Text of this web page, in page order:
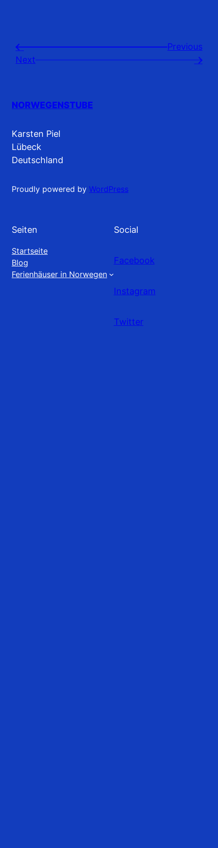
←
Previousㅤ
Next
→
NORWEGENSTUBE
Karsten Piel
Lübeck
Deutschland
Proudly powered by WordPress
Seiten
Startseite
Blog
Ferienhäuser in Norwegen
Social
Facebook
Instagram
Twitter